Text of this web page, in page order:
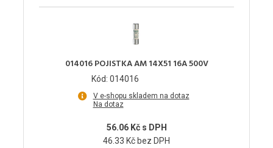
014016 POJISTKA AM 14X51 16A 500V
Kód: 014016
V e-shopu skladem na dotaz
Na dotaz
56.06 Kč s DPH
46.33 Kč bez DPH